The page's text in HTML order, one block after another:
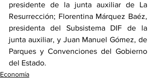
presidente de la junta auxiliar de La
Resurrección; Florentina Márquez Baéz,
presidenta del Subsistema DIF de la
junta auxiliar, y Juan Manuel Gómez, de
Parques y Convenciones del Gobierno
del Estado.
Economía